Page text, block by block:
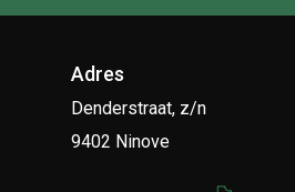
Adres
Denderstraat, z/n
9402 Ninove